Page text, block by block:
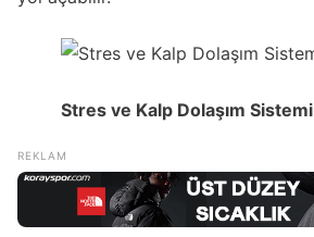
Stres ve Kalp Dolaşım Sistemi